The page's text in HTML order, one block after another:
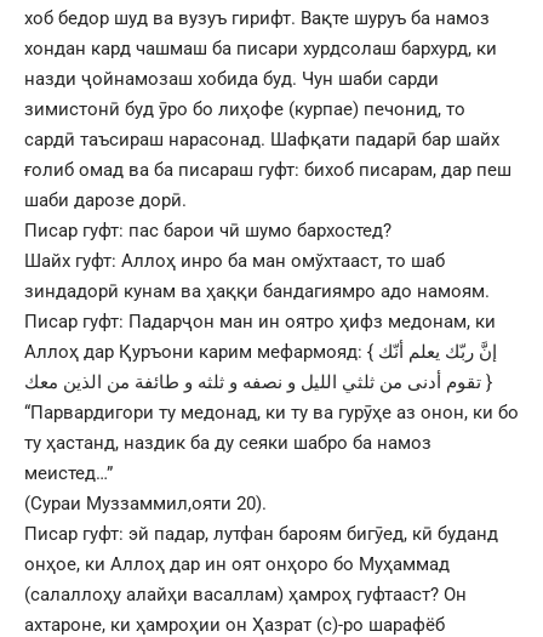
хоб бедор шуд ва вузуъ гирифт. Вақте шуруъ ба намоз
хондан кард чашмаш ба писари хурдсолаш бархурд, ки
назди ҷойнамозаш хобида буд. Чун шаби сарди
зимистонӣ буд ӯро бо лиҳофе (курпае) печонид, то
сардӣ таъсираш нарасонад. Шафқати падарӣ бар шайх
ғолиб омад ва ба писараш гуфт: бихоб писарам, дар пеш
шаби дарозе дорӣ.
Писар гуфт: пас барои чӣ шумо бархостед?
Шайх гуфт: Аллоҳ инро ба ман омўхтааст, то шаб
зиндадорӣ кунам ва ҳаққи бандагиямро адо намоям.
Писар гуфт: Падарҷон ман ин оятро ҳифз медонам, ки
Аллоҳ дар Қуръони карим мефармояд: { إنَّ ربّك يعلم أنّك
تقوم أدنى من ثلثي الليل و نصفه و ثلثه و طائفة من الذين معك }
“Парвардигори ту медонад, ки ту ва гурӯҳе аз онон, ки бо
ту ҳастанд, наздик ба ду сеяки шабро ба намоз
меистед…”
(Сураи Муззаммил,ояти 20).
Писар гуфт: эй падар, лутфан бароям бигӯед, кӣ буданд
онҳое, ки Аллоҳ дар ин оят онҳоро бо Муҳаммад
(салаллоҳу алайҳи васаллам) ҳамроҳ гуфтааст? Он
ахтароне, ки ҳамроҳии он Ҳазрат (с)-ро шарафёб